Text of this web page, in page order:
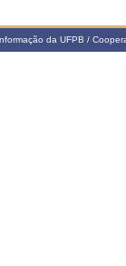
da UFPB /